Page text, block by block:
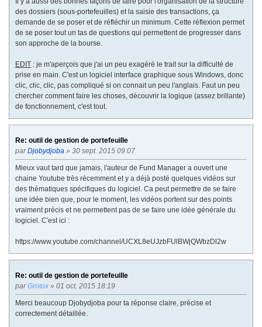
des dossiers (sous-portefeuilles) et la saisie des transactions, ça
demande de se poser et de réfléchir un minimum. Cette réflexion permet
de se poser tout un tas de questions qui permettent de progresser dans
son approche de la bourse.
EDIT : je m'aperçois que j'ai un peu exagéré le trait sur la difficulté de
prise en main. C'est un logiciel interface graphique sous Windows, donc
clic, clic, clic, pas compliqué si on connait un peu l'anglais. Faut un peu
chercher comment faire les choses, découvrir la logique (assez brillante)
de fonctionnement, c'est tout.
Re: outil de gestion de portefeuille
parDjobydjoba » 30 sept. 2015 09:07
Mieux vaut tard que jamais, l'auteur de Fund Manager a ouvert une
chaine Youtube très récemment et y a déjà posté quelques vidéos sur
des thématiques spécifiques du logiciel. Ca peut permettre de se faire
une idée bien que, pour le moment, les vidéos portent sur des points
vraiment précis et ne permettent pas de se faire une idée générale du
logiciel. C'est ici :
https://www.youtube.com/channel/UCXL8eUJzbFUlBWjQWbzDl2w
Re: outil de gestion de portefeuille
parGrotox » 01 oct. 2015 18:19
Merci beaucoup Djobydjoba pour ta réponse claire, précise et
correctement détaillée.